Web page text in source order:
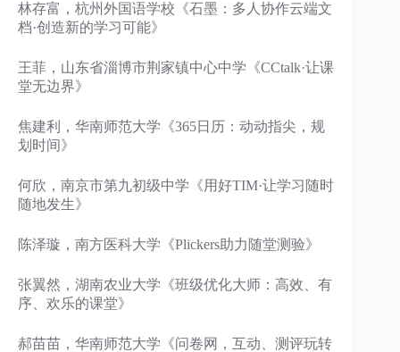
林存富，杭州外国语学校《石墨：多人协作云端文
档·创造新的学习可能》
王菲，山东省淄博市荆家镇中心中学《CCtalk·让课
堂无边界》
焦建利，华南师范大学《365日历：动动指尖，规
划时间》
何欣，南京市第九初级中学《用好TIM·让学习随时
随地发生》
陈泽璇，南方医科大学《Plickers助力随堂测验》
张翼然，湖南农业大学《班级优化大师：高效、有
序、欢乐的课堂》
郝苗苗，华南师范大学《问卷网，互动、测评玩转